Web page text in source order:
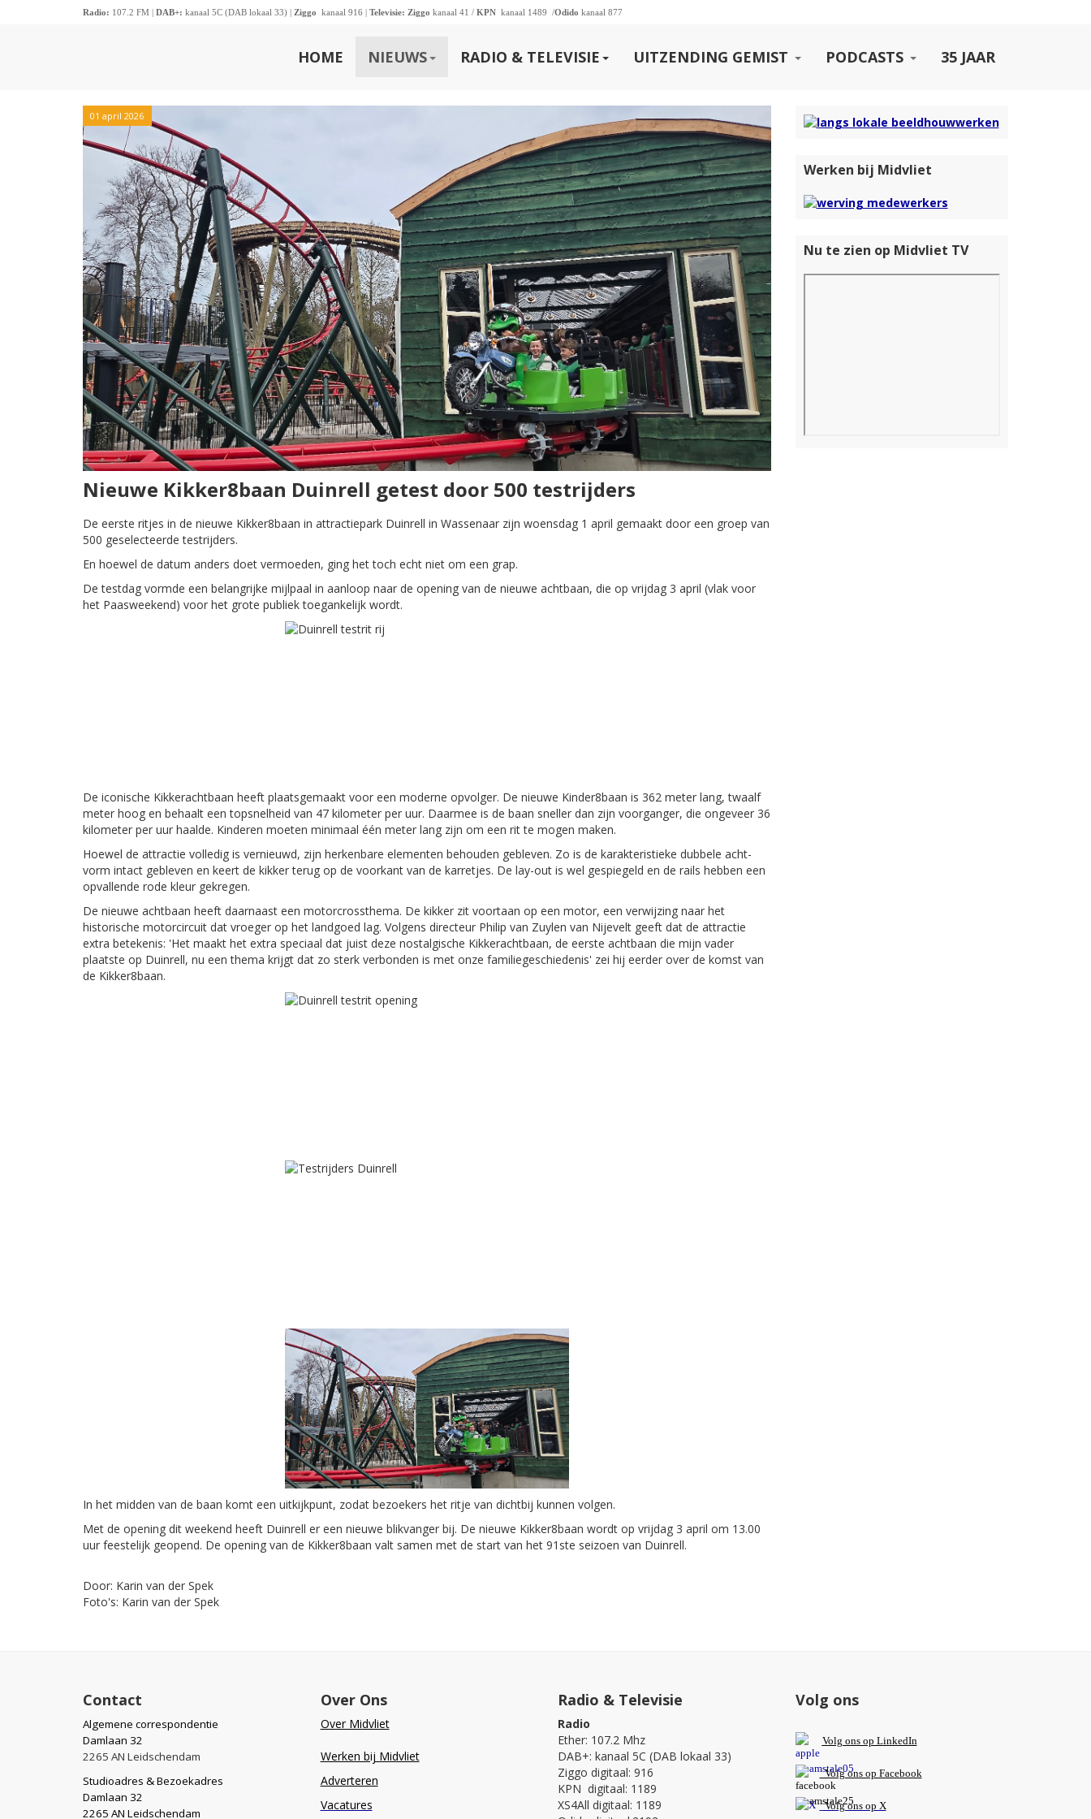
Radio: 107.2 FM | DAB+: kanaal 5C (DAB lokaal 33) | Ziggo kanaal 916 | Televisie: Ziggo kanaal 41 / KPN kanaal 1489 /Odido kanaal 877
HOME NIEUWS RADIO & TELEVISIE UITZENDING GEMIST PODCASTS 35 JAAR
01 april 2026
Nieuwe Kikker8baan Duinrell getest door 500 testrijders
De eerste ritjes in de nieuwe Kikker8baan in attractiepark Duinrell in Wassenaar zijn woensdag 1 april gemaakt door een groep van
500 geselecteerde testrijders.
En hoewel de datum anders doet vermoeden, ging het toch echt niet om een grap.
De testdag vormde een belangrijke mijlpaal in aanloop naar de opening van de nieuwe achtbaan, die op vrijdag 3 april (vlak voor
het Paasweekend) voor het grote publiek toegankelijk wordt.
De iconische Kikkerachtbaan heeft plaatsgemaakt voor een moderne opvolger. De nieuwe Kinder8baan is 362 meter lang, twaalf
meter hoog en behaalt een topsnelheid van 47 kilometer per uur. Daarmee is de baan sneller dan zijn voorganger, die ongeveer 36
kilometer per uur haalde. Kinderen moeten minimaal één meter lang zijn om een rit te mogen maken.
Hoewel de attractie volledig is vernieuwd, zijn herkenbare elementen behouden gebleven. Zo is de karakteristieke dubbele acht-
vorm intact gebleven en keert de kikker terug op de voorkant van de karretjes. De lay-out is wel gespiegeld en de rails hebben een
opvallende rode kleur gekregen.
De nieuwe achtbaan heeft daarnaast een motorcrossthema. De kikker zit voortaan op een motor, een verwijzing naar het
historische motorcircuit dat vroeger op het landgoed lag. Volgens directeur Philip van Zuylen van Nijevelt geeft dat de attractie
extra betekenis: 'Het maakt het extra speciaal dat juist deze nostalgische Kikkerachtbaan, de eerste achtbaan die mijn vader
plaatste op Duinrell, nu een thema krijgt dat zo sterk verbonden is met onze familiegeschiedenis' zei hij eerder over de komst van
de Kikker8baan.
In het midden van de baan komt een uitkijkpunt, zodat bezoekers het ritje van dichtbij kunnen volgen.
Met de opening dit weekend heeft Duinrell er een nieuwe blikvanger bij. De nieuwe Kikker8baan wordt op vrijdag 3 april om 13.00
uur feestelijk geopend. De opening van de Kikker8baan valt samen met de start van het 91ste seizoen van Duinrell.
Door: Karin van der Spek
Foto's: Karin van der Spek
Werken bij Midvliet
Nu te zien op Midvliet TV
Contact
Algemene correspondentie
Damlaan 32
2265 AN Leidschendam
Studioadres & Bezoekadres
Damlaan 32
2265 AN Leidschendam
Over Ons
Over Midvliet
Werken bij Midvliet
Adverteren
Vacatures
Radio & Televisie
Radio
Ether: 107.2 Mhz
DAB+: kanaal 5C (DAB lokaal 33)
Ziggo digitaal: 916
KPN digitaal: 1189
XS4All digitaal: 1189
Volg ons
Volg ons op LinkedIn
Volg ons op Facebook
Volg ons op X